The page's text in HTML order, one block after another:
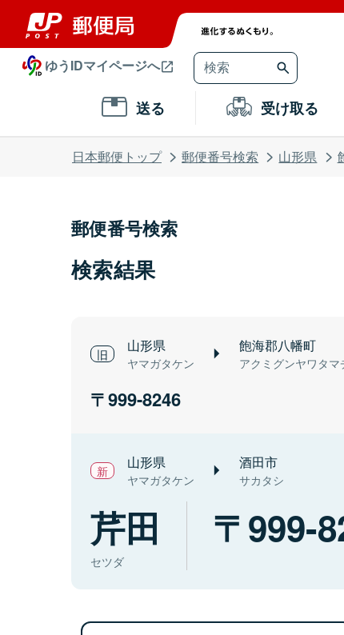
ゆうIDマイページへ
送る 受け取る
日本郵便トップ 郵便番号検索 山形県
郵便番号検索
検索結果
山形県
ヤマガタケン
飽海郡八幡町
アクミグンヤワタマ
999-8246
山形県
ヤマガタケン
酒田市
サカタシ
芹田
セツダ
999-